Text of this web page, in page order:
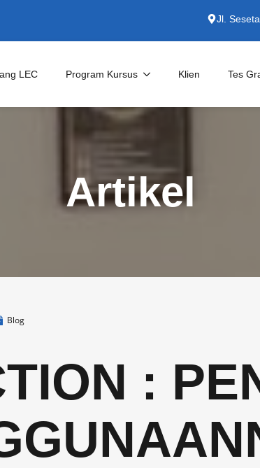
Jl.
LEC Program Kursus
English for Specific Purposes
Persiapan TOEFL/IELTS
Klien Tes
Artikel
Blog
: